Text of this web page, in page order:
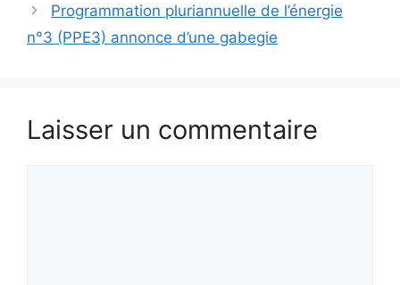
Programmation pluriannuelle de l’énergie
n°3 (PPE3) annonce d’une gabegie
Laisser un commentaire